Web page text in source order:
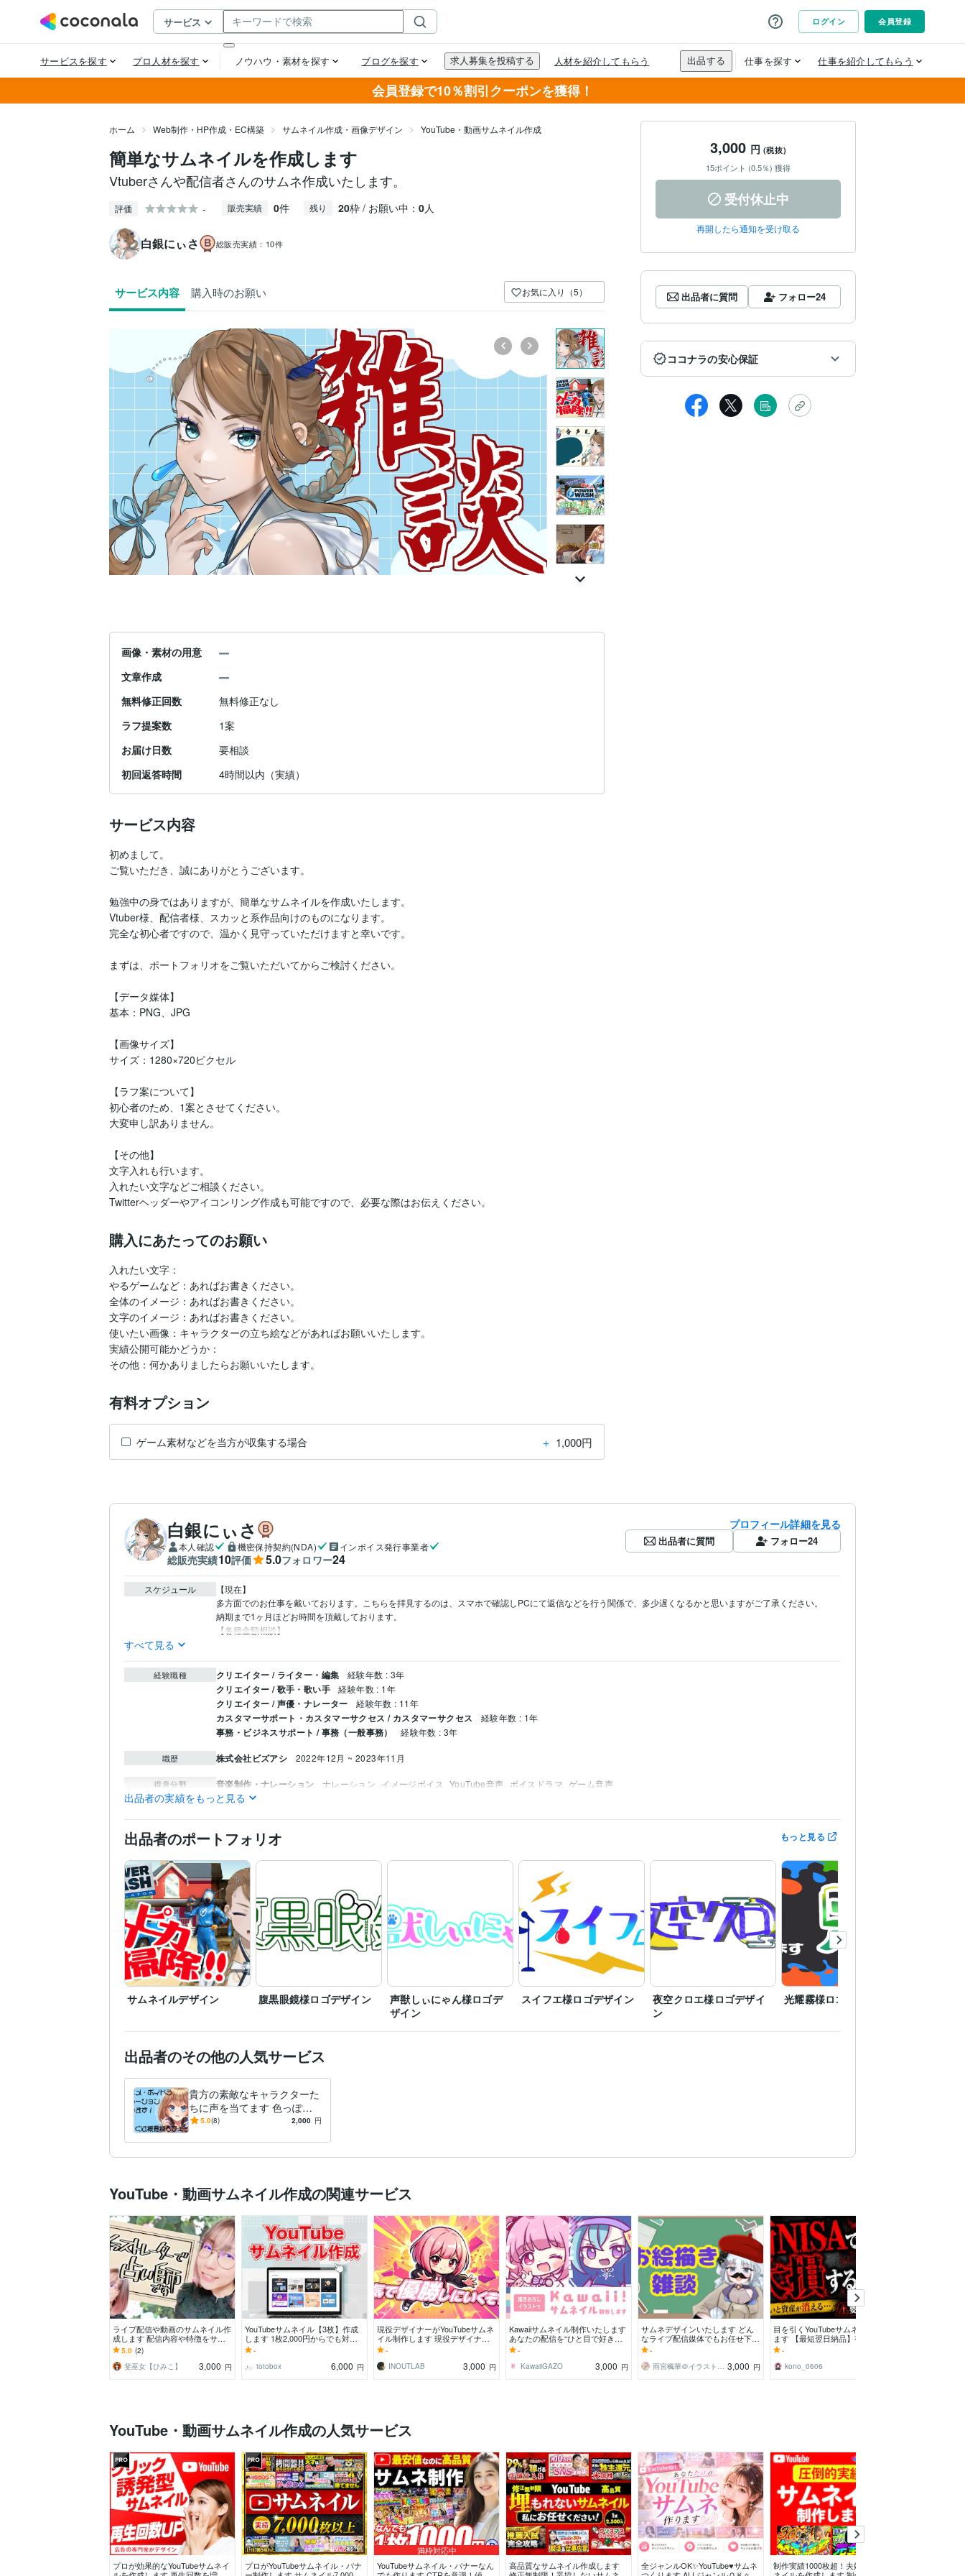
会員登録で10％割引クーポンを獲得！
ホーム Web制作・HP作成・EC構築 サムネイル作成・画像デザイン YouTube・動画サムネイル作成
簡単なサムネイルを作成します
Vtuberさんや配信者さんのサムネ作成いたします。
評価 - 販売実績 0件 残り 20枠 / お願い中： 0人
白銀にぃさ 総販売実績： 10件
サービス内容 購入時のお願い お気に入り（5）
画像・素材の用意
文章作成
無料修正回数
無料修正なし
ラフ提案数
1案
お届け日数
要相談
初回返答時間
4時間以内（実績）
サービス内容
初めまして。
ご覧いただき、誠にありがとうございます。
勉強中の身ではありますが、簡単なサムネイルを作成いたします。
Vtuber様、配信者様、スカッと系作品向けのものになります。
完全な初心者ですので、温かく見守っていただけますと幸いです。
まずは、ポートフォリオをご覧いただいてからご検討ください。
【データ媒体】
基本：PNG、JPG
【画像サイズ】
サイズ：1280×720ピクセル
【ラフ案について】
初心者のため、1案とさせてください。
大変申し訳ありません。
【その他】
文字入れも行います。
入れたい文字などご相談ください。
Twitterヘッダーやアイコンリング作成も可能ですので、必要な際はお伝えください。
購入にあたってのお願い
入れたい文字：
やるゲームなど：あればお書きください。
全体のイメージ：あればお書きください。
文字のイメージ：あればお書きください。
使いたい画像：キャラクターの立ち絵などがあればお願いいたします。
実績公開可能かどうか：
その他：何かありましたらお願いいたします。
有料オプション
ゲーム素材などを当方が収集する場合 ＋ 1,000円
3,000 円 (税抜)
15ポイント (0.5％) 獲得
受付休止中
再開したら通知を受け取る
出品者に質問 フォロー24
ココナラの安心保証
白銀にぃさ
本人確認 機密保持契約(NDA) インボイス発行事業者
総販売実績10評価 5.0フォロワー24
プロフィール詳細を見る
出品者に質問 フォロー24
スケジュール
【現在】
多方面でのお仕事を戴いております。こちらを拝見するのは、スマホで確認しPCにて返信などを行う関係で、多少遅くなるかと思いますがご了承ください。
納期まで1ヶ月ほどお時間を頂戴しております。
【各種金額相談】
すべて見る
経験職種 クリエイター / ライター・編集 経験年数 : 3年
クリエイター / 歌手・歌い手 経験年数 : 1年
クリエイター / 声優・ナレーター 経験年数 : 11年
カスタマーサポート・カスタマーサクセス / カスタマーサクセス 経験年数 : 1年
事務・ビジネスサポート / 事務（一般事務） 経験年数 : 3年
職歴 株式会社ビズアシ 2022年12月 ~ 2023年11月
得意分野 音楽制作・ナレーション ナレーション イメージボイス YouTube音声 ボイスドラマ ゲーム音声
声優 イメージボイス
ロゴ ロゴデザイン ネームロゴ Vtuber サムネイル デザイン YouTube YouTuber 実況者 配信者
出品者の実績をもっと見る
出品者のポートフォリオ もっと見る
サムネイルデザイン 腹黒眼鏡様ロゴデザイン
声獣しぃにゃん様ロゴデ
ザイン
スイフエ様ロゴデザイン
夜空クロエ様ロゴデザイ
ン
光耀霧様ロゴデザイン
出品者のその他の人気サービス
貴方の素敵なキャラクターた
ちに声を当てます 色っぽい
お姉さんボイスはいかがです
5.0(8) 2,000 円
YouTube・動画サムネイル作成の関連サービス
ライブ配信や動画のサムネイル作
成します 配信内容や特徴をサム
ネに入れて、視聴者数アップ！
5.0 (2)
斐巫女【ひみこ】
3,000 円
YouTubeサムネイル【3枚】作成
します 1枚2,000円からでも対応!!
伝わるデザインをお届け!!
-
totobox
6,000 円
現役デザイナーがYouTubeサムネ
イル制作します 現役デザイナー
がCTRを上げるビジュアルをお届
け！
-
INOUTLAB
3,000 円
Kawaiiサムネイル制作いたします
あなたの配信を“ひと目で好きに
なる”サムネに。
-
KawaiiGAZO
3,000 円
サムネデザインいたします どん
なライブ配信媒体でもお任せ下さ
い！-
雨宮楓華＠イラストレーター 3,000 円
目を引くYouTubeサムネイル作り
ます 【最短翌日納品】視聴者の
目を引く高品質サムネイルを作り
ます
-
kono_0606
YouTube・動画サムネイル作成の人気サービス
プロが効果的なYouTubeサムネイ
プロがYouTubeサムネイル・バナ
満枠対応中
YouTubeサムネイル・バナーなん
高品質なサムネイル作成します
全ジャンルOK✨YouTube♥️サムネ
制作実績1000枚超！夫婦でサム